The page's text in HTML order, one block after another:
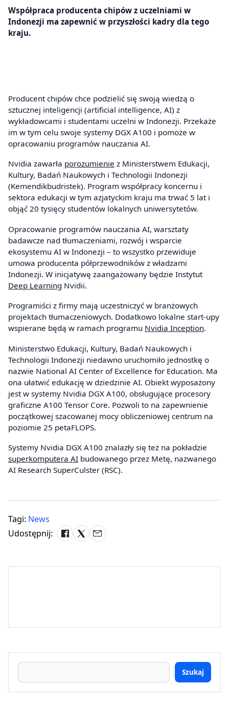
Współpraca producenta chipów z uczelniami w
Indonezji ma zapewnić w przyszłości kadry dla tego
kraju.
Producent chipów chce podzielić się swoją wiedzą o
sztucznej inteligencji (artificial intelligence, AI) z
wykładowcami i studentami uczelni w Indonezji. Przekaże
im w tym celu swoje systemy DGX A100 i pomoże w
opracowaniu programów nauczania AI.
Nvidia zawarła porozumienie z Ministerstwem Edukacji,
Kultury, Badań Naukowych i Technologii Indonezji
(Kemendikbudristek). Program współpracy koncernu i
sektora edukacji w tym azjatyckim kraju ma trwać 5 lat i
objąć 20 tysięcy studentów lokalnych uniwersytetów.
Opracowanie programów nauczania AI, warsztaty
badawcze nad tłumaczeniami, rozwój i wsparcie
ekosystemu AI w Indonezji – to wszystko przewiduje
umowa producenta półprzewodników z władzami
Indonezji. W inicjatywę zaangażowany będzie Instytut
Deep Learning Nvidii.
Programiści z firmy mają uczestniczyć w branżowych
projektach tłumaczeniowych. Dodatkowo lokalne start-upy
wspierane będą w ramach programu Nvidia Inception.
Ministerstwo Edukacji, Kultury, Badań Naukowych i
Technologii Indonezji niedawno uruchomiło jednostkę o
nazwie National AI Center of Excellence for Education. Ma
ona ułatwić edukację w dziedzinie AI. Obiekt wyposażony
jest w systemy Nvidia DGX A100, obsługujące procesory
graficzne A100 Tensor Core. Pozwoli to na zapewnienie
początkowej szacowanej mocy obliczeniowej centrum na
poziomie 25 petaFLOPS.
Systemy Nvidia DGX A100 znalazły się też na pokładzie
superkomputera AI budowanego przez Metę, nazwanego
AI Research SuperCulster (RSC).
Tagi: News
Udostępnij:
Szukaj